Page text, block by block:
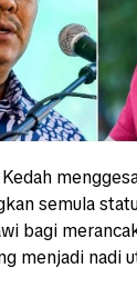
semula
bagi
menjadi nadi